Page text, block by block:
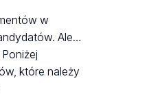
w
Ale…
które należy